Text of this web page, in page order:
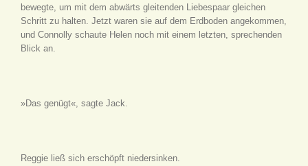
bewegte, um mit dem abwärts gleitenden Liebespaar gleichen
Schritt zu halten. Jetzt waren sie auf dem Erdboden angekommen,
und Connolly schaute Helen noch mit einem letzten, sprechenden
Blick an.
»Das genügt«, sagte Jack.
Reggie ließ sich erschöpft niedersinken.